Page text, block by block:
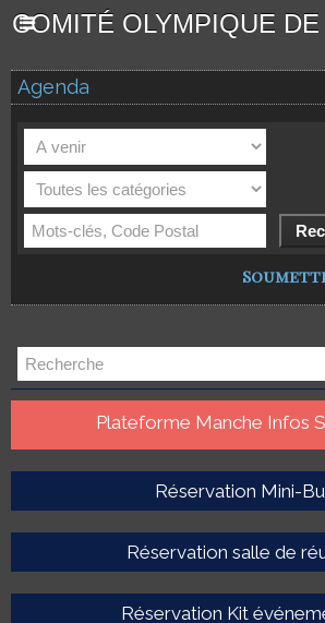
COMITÉ OLYMPIQUE
Agenda
Plateforme Manche Infos
Réservation Mini-
Réservation salle de
Réservation Kit